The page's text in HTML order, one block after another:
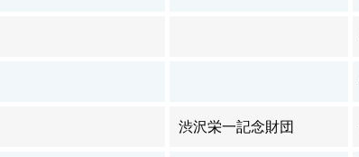
渋沢栄一記念財団